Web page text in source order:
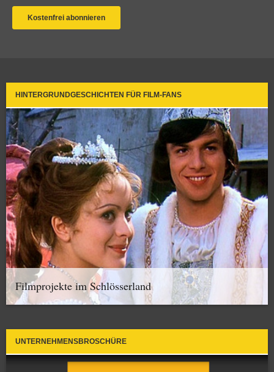
HINTERGRUNDGESCHICHTEN FÜR FILM-FANS
Filmprojekte im Schlösserland
UNTERNEHMENSBROSCHÜRE